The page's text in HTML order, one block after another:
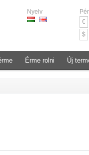
Nyelv
€
$
Érme rolni Új